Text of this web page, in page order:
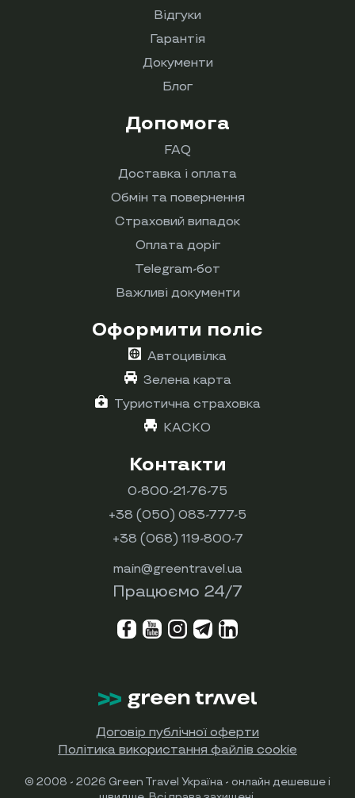
Відгуки
Гарантія
Документи
Блог
Допомога
FAQ
Доставка і оплата
Обмін та повернення
Страховий випадок
Оплата доріг
Telegram-бот
Важливі документи
Оформити поліс
Автоцивілка
Зелена карта
Туристична страховка
КАСКО
Контакти
0-800-21-76-75
+38 (050) 083-777-5
+38 (068) 119-800-7
main@greentravel.ua
Працюємо 24/7
Договір публічної оферти
Політика використання файлів cookie
© 2008 - 2026 Green Travel Україна - онлайн дешевше і